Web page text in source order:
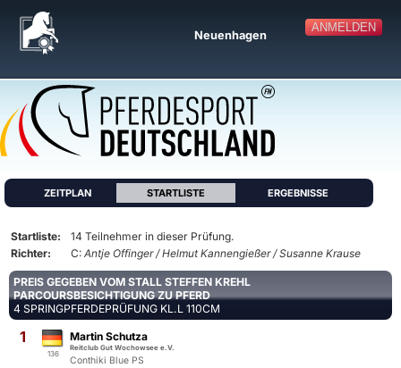
ANMELDEN
Neuenhagen
ZEITPLAN STARTLISTE ERGEBNISSE
Startliste:
14 Teilnehmer in dieser Prüfung.
Richter:
C: Antje Offinger / Helmut Kannengießer / Susanne Krause
PREIS GEGEBEN VOM STALL STEFFEN KREHL
PARCOURSBESICHTIGUNG ZU PFERD
4 SPRINGPFERDEPRÜFUNG KL.L 110CM
1
136
Martin Schutza
Reitclub Gut Wochowsee e.V.
Conthiki Blue PS